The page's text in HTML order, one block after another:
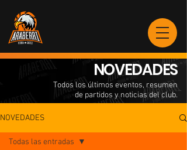
NOVEDADES
Todos los últimos eventos, resumen
de partidos y noticias del club.
NOVEDADES
Todas las entradas